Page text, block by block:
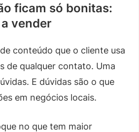
ficam só bonitas:
vender
conteúdo que o cliente usa
de qualquer contato. Uma
E dúvidas são o que
em negócios locais.
no que tem maior